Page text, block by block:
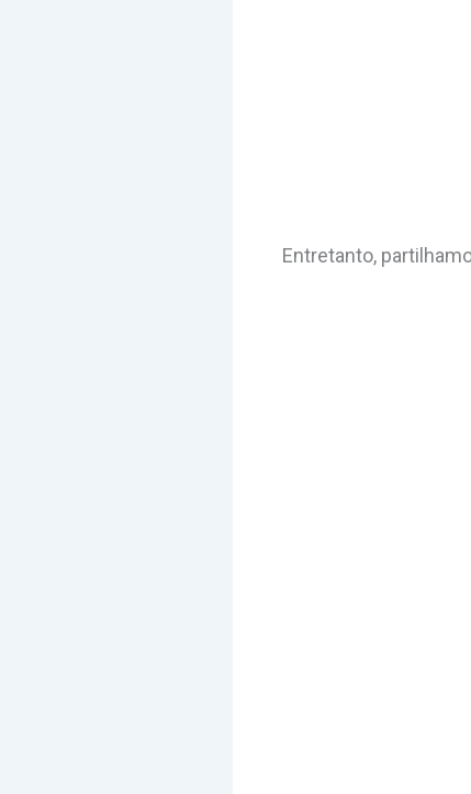
Entretanto,